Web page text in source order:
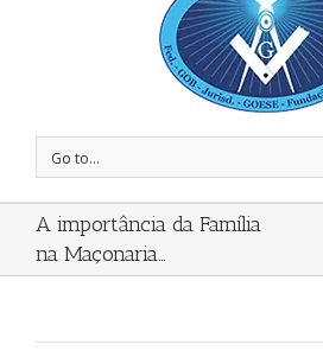
Go to...
A importância da Família
na Maçonaria…